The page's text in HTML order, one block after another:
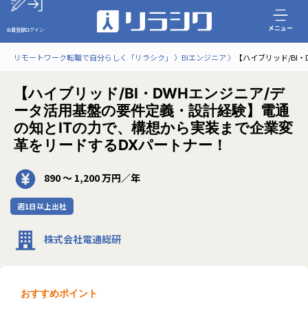
会員登録ログイン メニュー
リモートワーク転職で自分らしく「リラシク」 BIエンジニア 【ハイブリッド/BI
【ハイブリッド/BI・DWHエンジニア/デ
ータ活用基盤の要件定義・設計経験】電通
の知とITの力で、構想から実装まで企業変
革をリードするDXパートナー！
890 〜 1,200 万円／年
週1日以上出社
株式会社電通総研
おすすめポイント